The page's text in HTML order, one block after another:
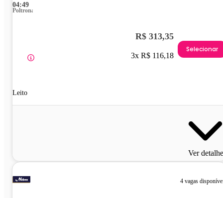
04:49
Poltrona
Leito
R$ 313,35
3x R$ 116,18
Selecionar
Ver
4 vagas